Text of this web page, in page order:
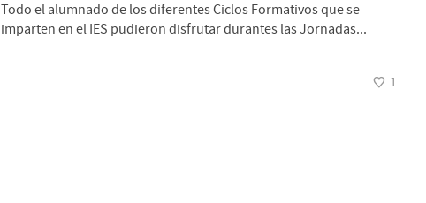
Todo el alumnado de los diferentes Ciclos Formativos que se
imparten en el IES pudieron disfrutar durantes las Jornadas...
1